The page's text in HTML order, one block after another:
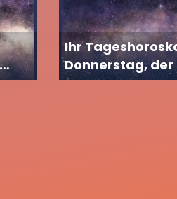
Ihr
Donnerstag, der
2026